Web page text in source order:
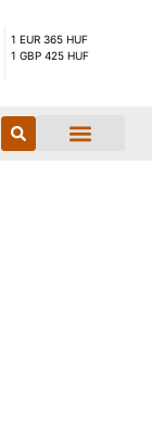
1 EUR 365 HUF
1 GBP 425 HUF